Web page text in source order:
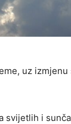
uz
svijetlih i